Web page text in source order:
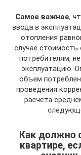
Самое важное,
ввода в
отопления
случае стоимость
потребителям,
эксплуатацию.
объем
проведения
расчета
Как должно
квартире,